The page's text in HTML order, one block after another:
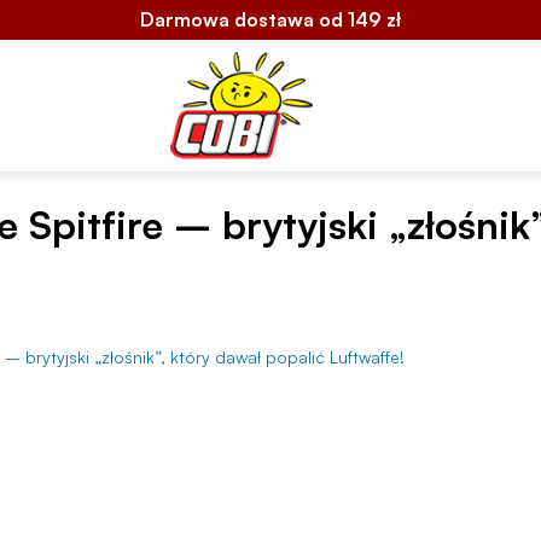
Darmowa dostawa od 149 zł
Spitfire – brytyjski
brytyjski „złośnik”, który dawał popalić Luftwaffe!